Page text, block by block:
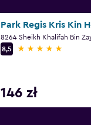
8,5
5 gwiazdek
146 zł